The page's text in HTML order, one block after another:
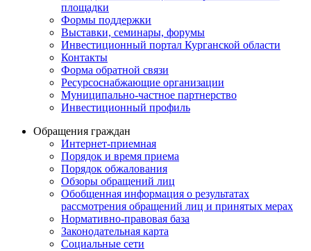
площадки
Формы поддержки
Выставки, семинары, форумы
Инвестиционный портал Курганской области
Контакты
Форма обратной связи
Ресурсоснабжающие организации
Муниципально-частное партнерство
Инвестиционный профиль
Обращения граждан
Интернет-приемная
Порядок и время приема
Порядок обжалования
Обзоры обращений лиц
Обобщенная информация о результатах
рассмотрения обращений лиц и принятых мерах
Нормативно-правовая база
Законодательная карта
Социальные сети